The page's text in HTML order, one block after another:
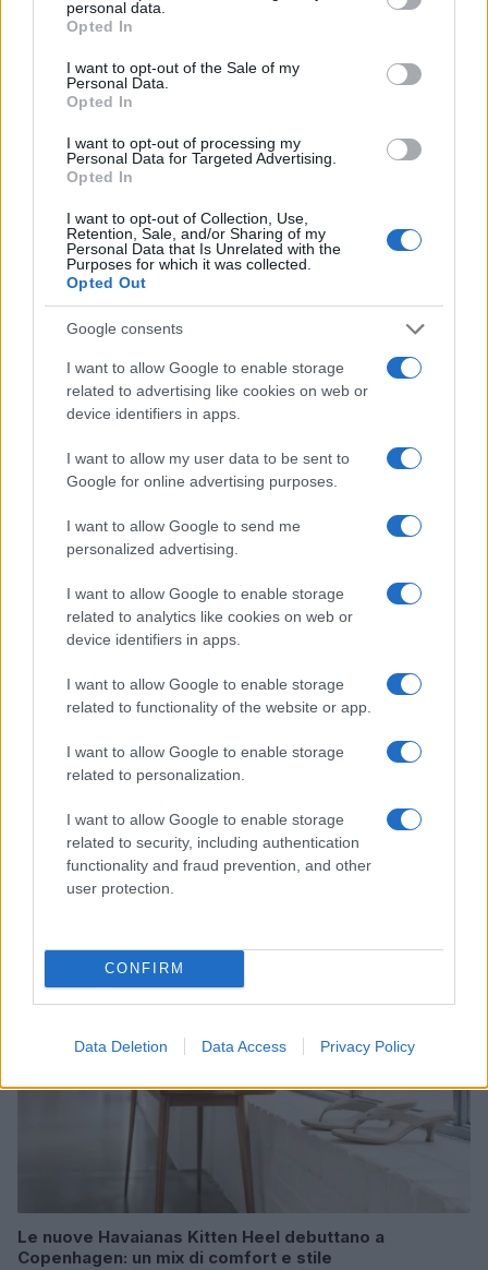
grant or deny consent to Google and its third-party tags to
use your data for below specified purposes in below Google
consent section.
personal data.
Opted In
I want to opt-out of the Sale of my
Personal Data.
Opted In
I want to opt-out of processing my
Personal Data for Targeted Advertising.
Opted In
I want to opt-out of Collection, Use,
Retention, Sale, and/or Sharing of my
Personal Data that Is Unrelated with the
Purposes for which it was collected.
Opted Out
Google consents
I want to allow Google to enable storage
related to advertising like cookies on web or
device identifiers in apps.
I want to allow my user data to be sent to
Google for online advertising purposes.
I want to allow Google to send me
personalized advertising.
I want to allow Google to enable storage
related to analytics like cookies on web or
device identifiers in apps.
I want to allow Google to enable storage
related to functionality of the website or app.
I want to allow Google to enable storage
related to personalization.
I want to allow Google to enable storage
related to security, including authentication
functionality and fraud prevention, and other
user protection.
CONFIRM
Data Deletion Data Access Privacy Policy
visiva destinata a durare.
Beatrice Faggin
Beatrice Faggin ha ottenuto documenti ufficiali
accesso agli atti; è redattrice di desk che
costruisce feature investigative e coordina
fact-checking interno. Genovese di nascita,
tiene un database personale di contratti
Continua a leggere
Le nuove Havaianas Kitten Heel debuttano a
Copenhagen: un mix di comfort e stile